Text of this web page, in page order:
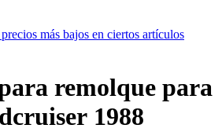
más bajos en ciertos artículos
remolque para
1988